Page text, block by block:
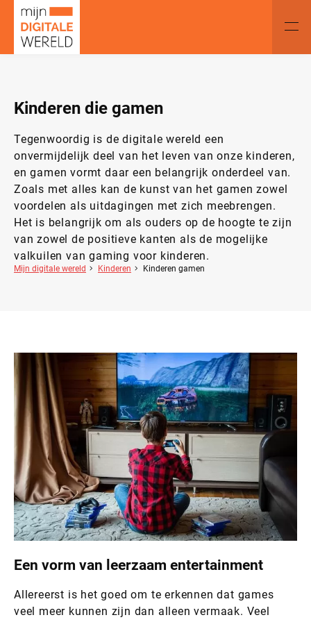
Kinderen die gamen
Tegenwoordig is de digitale wereld een
onvermijdelijk deel van het leven van onze kinderen,
en gamen vormt daar een belangrijk onderdeel van.
Zoals met alles kan de kunst van het gamen zowel
voordelen als uitdagingen met zich meebrengen.
Het is belangrijk om als ouders op de hoogte te zijn
van zowel de positieve kanten als de mogelijke
valkuilen van gaming voor kinderen.
Mijn digitale wereld Kinderen Kinderen gamen
Een vorm van leerzaam entertainment
Allereerst is het goed om te erkennen dat games
veel meer kunnen zijn dan alleen vermaak. Veel